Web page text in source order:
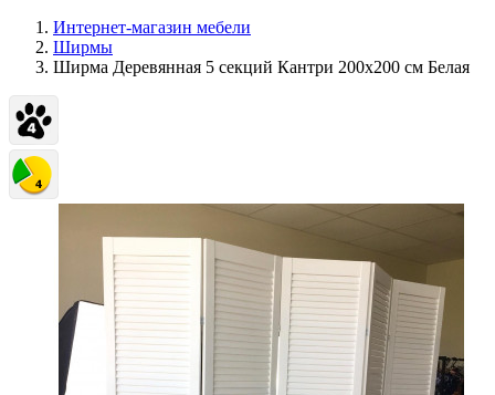
Интернет-магазин мебели
Ширмы
Ширма Деревянная 5 секций Кантри 200х200 см Белая